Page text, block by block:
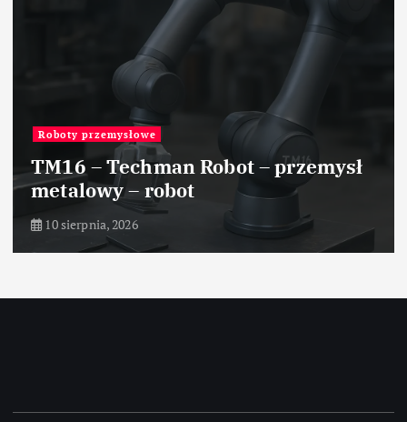
Roboty przemysłowe
TM16 – Techman Robot – przemysł
metalowy – robot
10 sierpnia, 2026